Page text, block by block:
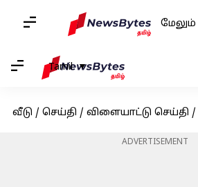
மேலும்
Tamil
வீடு / செய்தி / விளையாட்டு செய்தி /
ADVERTISEMENT